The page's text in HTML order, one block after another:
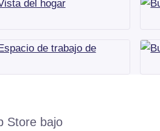
Store bajo